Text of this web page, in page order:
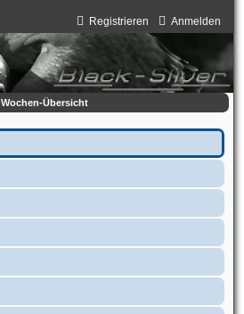
Anmelden
Registrieren
Wochen-Übersicht